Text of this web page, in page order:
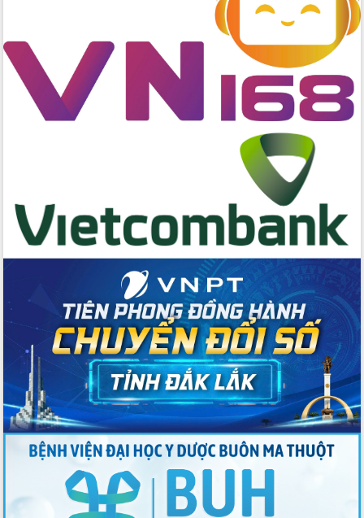
Đắk Lắk nỗ lực thúc đẩy tăng trưởng
kinh tế từ 10% trở lên trong Quý
II/2026
Đắk Lắk ký kết thỏa thuận hợp tác về
chuyển đổi số giai đoạn 2026 – 2030
Du lịch Đắk Lắk nâng tầm trải nghiệm
du khách thông qua Hệ thống cơ sở dữ
liệu và Bản đồ số
Tập huấn ứng dụng trí tuệ nhân tạo (AI)
trong thương mại điện tử năm 2026
Đoàn đại biểu Quốc hội tỉnh Đắk Lắk
trao đổi thông tin trước Kỳ họp thứ
nhất, Quốc hội khóa XVI
Quyết liệt cải cách hành chính, khơi
thông nguồn lực phát triển
Nâng cao hiệu lực, hiệu quả HĐND
tỉnh thông qua hiện đại hóa hành chính
Xã Ea Phê gắn cải cách hành chính với
chuyển đổi số
Phó Chủ tịch Thường trực UBND tỉnh
Hồ Thị Nguyên Thảo làm việc tại Trung
tâm Phục vụ hành chính công xã Ea